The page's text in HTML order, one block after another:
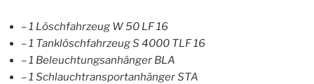
– 1 Löschfahrzeug W 50 LF 16
– 1 Tanklöschfahrzeug S 4000 TLF 16
– 1 Beleuchtungsanhänger BLA
– 1 Schlauchtransportanhänger STA